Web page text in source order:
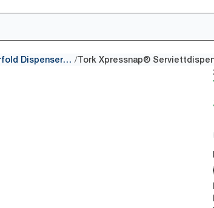
Dispensere for Interfold Dispenserservietter /